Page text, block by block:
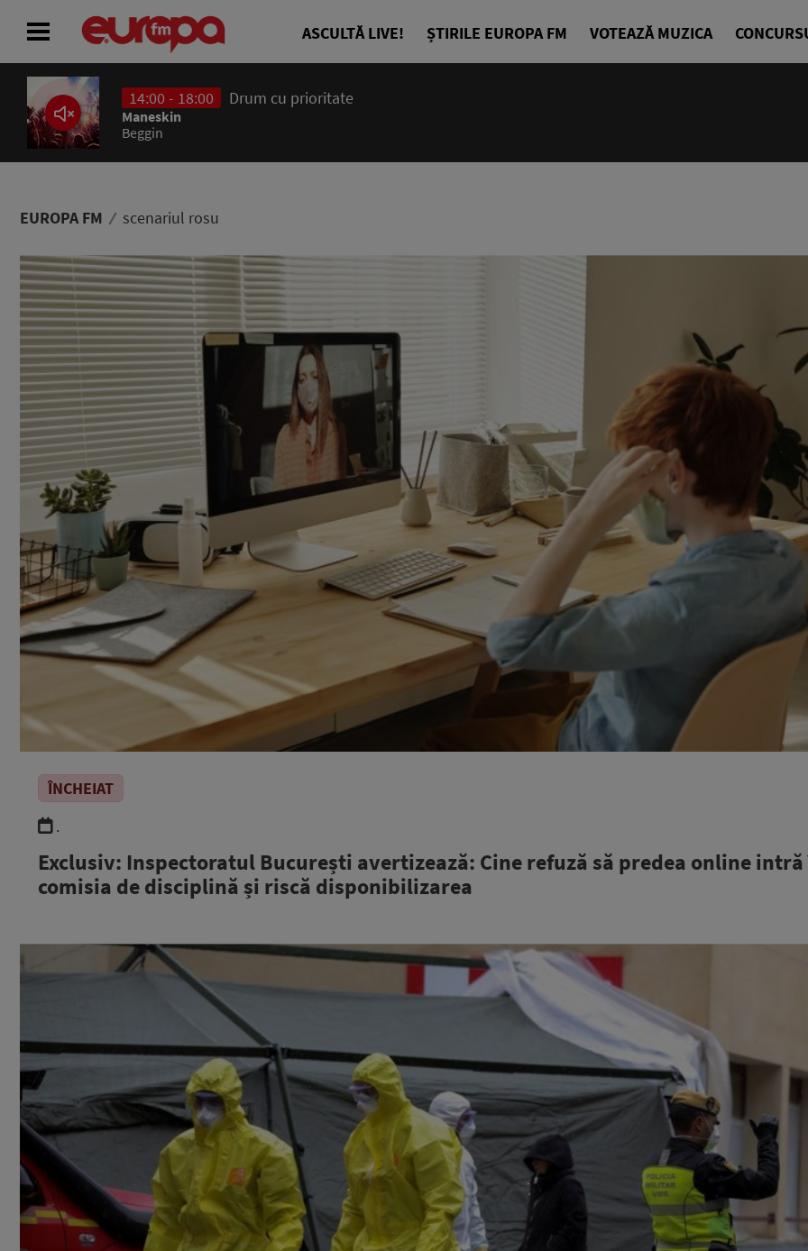
ASCULTĂ LIVE! ȘTIRILE EUROPA FM VOTEAZĂ MUZICA
14:00 - 18:00 Drum cu prioritate
Maneskin
Beggin
EUROPA FM scenariul rosu
ÎNCHEIAT
.
Exclusiv: Inspectoratul București avertizează: Cine refuză să predea online
comisia de disciplină și riscă disponibilizarea
ACASĂ
ȘTIRI
PODCAST
ASCULTĂ LIVE